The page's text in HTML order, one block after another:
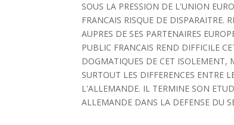
SOUS LA PRESSION DE L'UNION
FRANCAIS RISQUE DE DISPARAITRE.
AUPRES DE SES PARTENAIRES
PUBLIC FRANCAIS REND DIFFICILE
DOGMATIQUES DE CET ISOLEMENT,
SURTOUT LES DIFFERENCES ENTRE
L'ALLEMANDE. IL TERMINE SON
ALLEMANDE DANS LA DEFENSE DU